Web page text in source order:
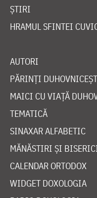
ȘTIRI
HRAMUL SFINTEI
AUTORI
PĂRINȚI
MAICI CU VIAȚĂ
TEMATICĂ
SINAXAR ALFABETIC
MĂNĂSTIRI ȘI
CALENDAR ORTODOX
WIDGET DOXOLOGIA